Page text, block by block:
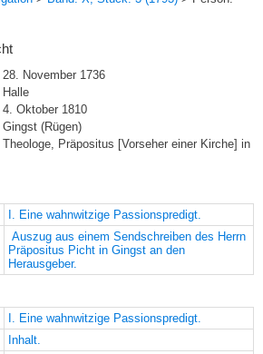
28. November 1736
Halle
4. Oktober 1810
Gingst (Rügen)
Theologe, Präpositus [Vorseher einer Kirche] in
I. Eine wahnwitzige Passionspredigt.
Auszug aus einem Sendschreiben des Herrn
Präpositus Picht in Gingst an den
Herausgeber.
I. Eine wahnwitzige Passionspredigt.
Inhalt.